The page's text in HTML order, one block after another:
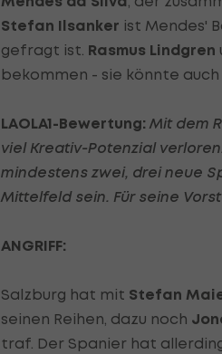
Stefan Ilsanker ist Mendes'
gefragt ist. Rasmus Lindgren
bekommen - sie könnte
LAOLA1-Bewertung: Mit dem
viel Kreativ-Potenzial
mindestens zwei, drei neue
Mittelfeld sein. Für seine
ANGRIFF:
Salzburg hat mit Stefan
seinen Reihen, dazu noch
traf. Der Spanier hat